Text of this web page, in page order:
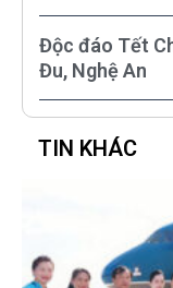
Độc đáo Tết
Đu, Nghệ An
TIN KHÁC